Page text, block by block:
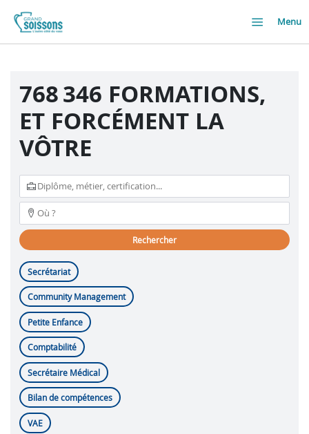
Menu
768 346 FORMATIONS,
ET FORCÉMENT LA
VÔTRE
rechercher
Secrétariat
Community Management
Petite Enfance
Comptabilité
Secrétaire Médical
Bilan de compétences
VAE